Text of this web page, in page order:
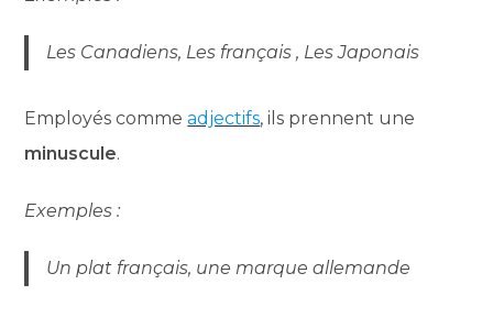
Les Canadiens, Les français , Les Japonais
Employés commeadjectifs, ils prennent une
minuscule.
Exemples :
Un plat français, une marque allemande